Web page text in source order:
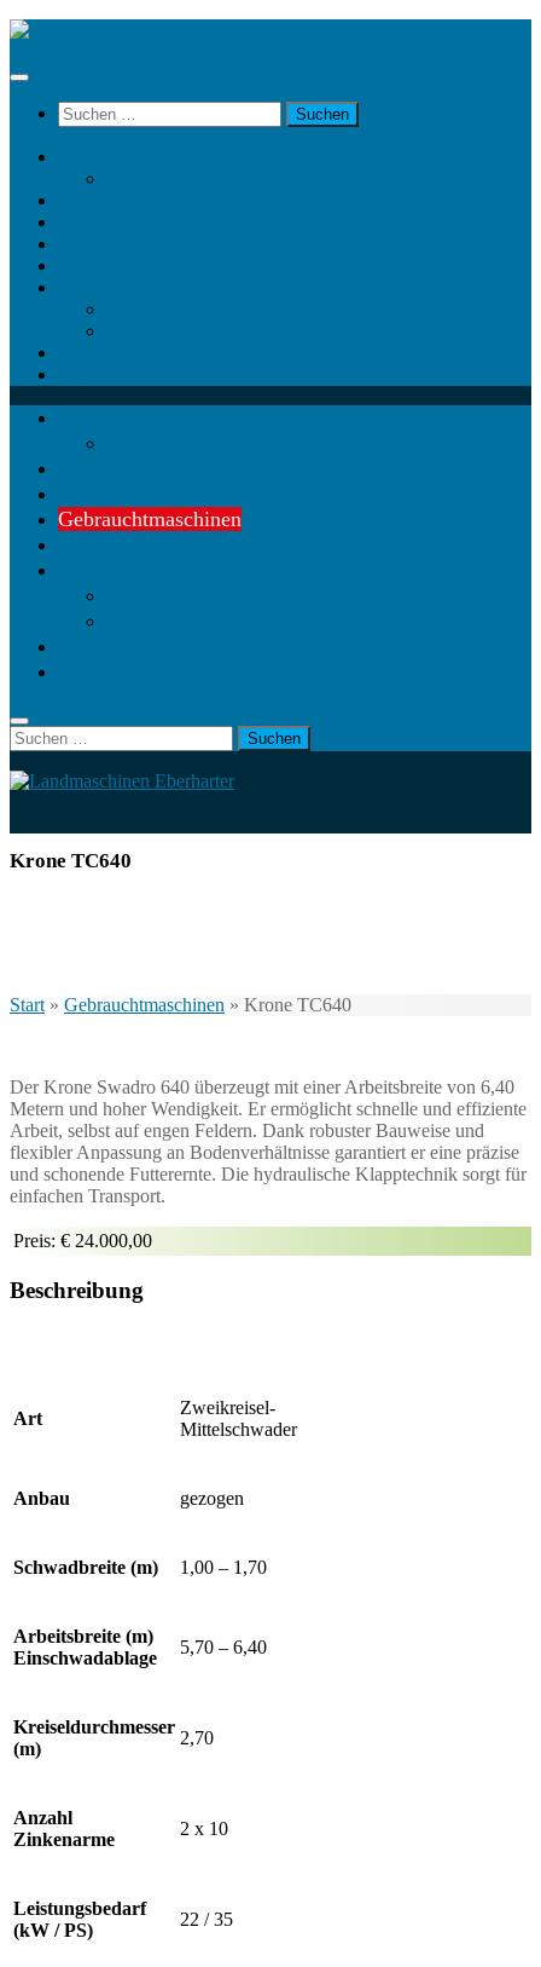
Unter
Inhalt
Suchen
nach:
Gebrauchtmaschinen
Suchen
nach:
Krone TC640
Start » Gebrauchtmaschinen » Krone TC640
Der Krone Swadro 640 überzeugt mit einer Arbeitsbreite von 6,40
Metern und hoher Wendigkeit. Er ermöglicht schnelle und effiziente
Arbeit, selbst auf engen Feldern. Dank robuster Bauweise und
flexibler Anpassung an Bodenverhältnisse garantiert er eine präzise
und schonende Futterernte. Die hydraulische Klapptechnik sorgt für
einfachen Transport.
Preis: € 24.000,00
Beschreibung
Art
Zweikreisel-
Mittelschwader
Anbau gezogen
Schwadbreite (m) 1,00 – 1,70
Arbeitsbreite (m)
Einschwadablage
5,70 – 6,40
Kreiseldurchmesser
(m)
2,70
Anzahl
Zinkenarme
2 x 10
Leistungsbedarf
(kW / PS)
22 / 35